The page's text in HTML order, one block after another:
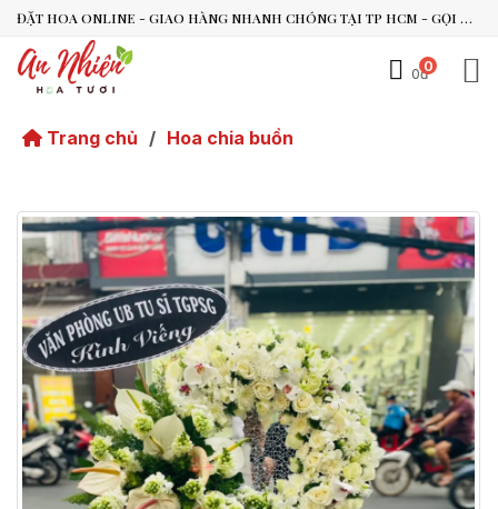
ĐẶT HOA ONLINE - GIAO HÀNG NHANH CHÓNG TẠI TP HCM - GỌI NGAY 0938.494.119 HOẶC 0899.492.909
0
0đ
Trang chủ / Hoa chia buồn
An Nhiên Flowers
Vừa xong
Bạn có thể để lại yêu cầu, mình sẽ phản hồi sớm.